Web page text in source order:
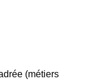
(métiers